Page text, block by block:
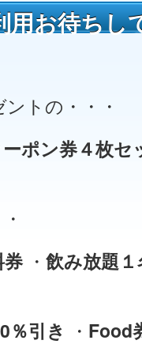
用お待ちし
トの・・・
ポン券４枚セ
券・ 飲み放題
％引き ・ Food